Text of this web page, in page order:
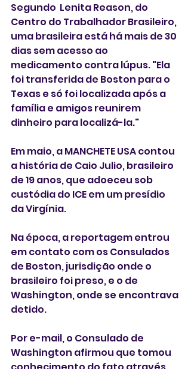
Segundo  Lenita Reason, do
Centro do Trabalhador Brasileiro,
uma brasileira está há mais de 30
dias sem acesso ao
medicamento contra lúpus. "Ela
foi transferida de Boston para o
Texas e só foi localizada após a
família e amigos reunirem
dinheiro para localizá-la."
Em maio, a MANCHETE USA contou
a história de Caio Julio, brasileiro
de 19 anos, que adoeceu sob
custódia do ICE em um presídio
da Virgínia.
Na época, a reportagem entrou
em contato com os Consulados
de Boston, jurisdição onde o
brasileiro foi preso, e o de
Washington, onde se encontrava
detido.
Por e-mail, o Consulado de
Washington afirmou que tomou